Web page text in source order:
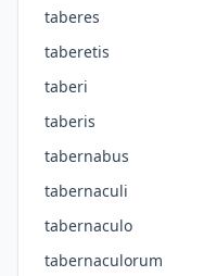
taberes
taberetis
taberi
taberis
tabernabus
tabernaculi
tabernaculo
tabernaculorum